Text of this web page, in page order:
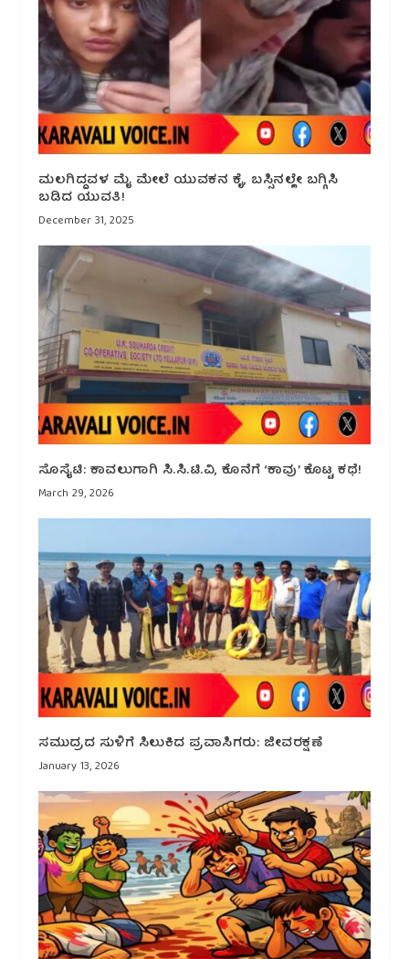
ಮಲಗಿದ್ದವಳ ಮೈ ಮೇಲೆ ಯುವಕನ ಕೈ, ಬಸ್ಸಿನಲ್ಲೇ ಬಗ್ಗಿಸಿ
ಬಡಿದ ಯುವತಿ!
December 31, 2025
ಸೊಸೈಟಿ: ಕಾವಲುಗಾಗಿ ಸಿ.ಸಿ.ಟಿ.ವಿ, ಕೊನೆಗೆ ‘ಕಾವು’ ಕೊಟ್ಟ ಕಥೆ!
March 29, 2026
ಸಮುದ್ರದ ಸುಳಿಗೆ ಸಿಲುಕಿದ ಪ್ರವಾಸಿಗರು: ಜೀವರಕ್ಷಣೆ
January 13, 2026